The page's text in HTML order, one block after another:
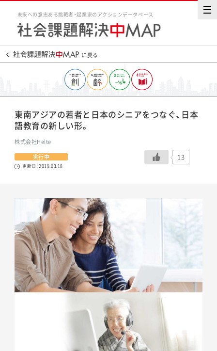
未来への意志ある挑戦者・起業家のアクションデータベース
に戻る
東南アジアの若者と日本のシニアをつなぐ、日本
語教育の新しい形。
株式会社Helte
実行中
更新日：2019.03.18
13